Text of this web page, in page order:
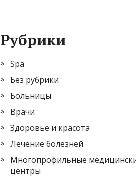
Рубрики
Spa
Без рубрики
Больницы
Врачи
Здоровье и красота
Лечение болезней
Многопрофильные
центры